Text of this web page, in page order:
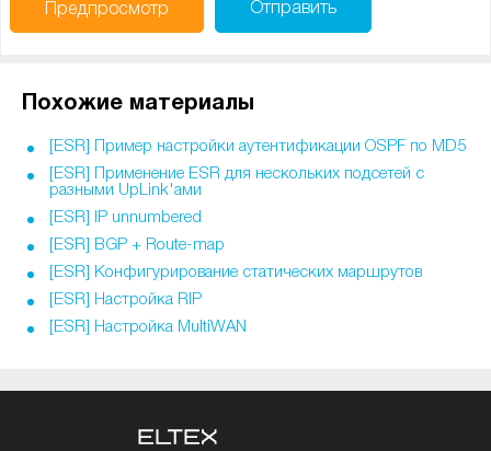
Предпросмотр Отправить
Похожие материалы
[ESR] Пример настройки аутентификации OSPF по MD5
[ESR] Применение ESR для нескольких подсетей с
разными UpLink'ами
[ESR] IP unnumbered
[ESR] BGP + Route-map
[ESR] Конфигурирование статических маршрутов
[ESR] Настройка RIP
[ESR] Настройка MultiWAN